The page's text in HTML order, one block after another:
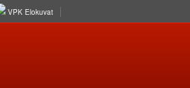
VPK Elokuvat